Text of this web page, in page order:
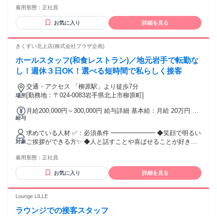
チから学べます！ 【こんな方に向いています】 ・接客や販
売、営業などの経験を活かしたい方 ・コミュニケーションを
取るのに抵抗がない方 ・協調性を大切にし、チームで支え合
りがいを感じる方 【歓迎経験・スキル】 ・接客、販売、営
事務経験や簡単なPC操作ができる方 ・美容サロンやエステで
の勤務経験がある方は活かせます
雇用形態： 正社員
お気に入り 詳細を見る
きくすい北上店(株式会社プラザ企画)
ホールスタッフ(和食レストラン)／地元岩手で転勤な
し！週休３日OK！選べる短時間で私らしく接客
場所
交通・アクセス 「柳原駅」より徒歩7分
[勤務地：〒024-0083岩手県北上市柳原町]
給与
月給200,000円～300,000円 給与詳細 基本給：月給 20万円 〜
れる通勤・皆勤・家族手当金額：なし 全員に一律で支払われ
るその他手当金額：なし 給与は経験などを考慮のうえ決定い
たします。 ■昇給あり 1月あたり0円〜5000円(前年度実績) ■
賞与あり(年2回) 0円〜300,000円(前年度実績) ■職務手当※管
の場合 月1万円～5万円
対象
求めている人材 ✅：必須条件 ━━━━━━━ ◆笑顔で明るい
ご挨拶ができる方✨ ◆人と話すことや喜ばせることが好きな
うな方を大歓迎します！ ━━━━━━━ ■接客・販売・レジ
等の経験がある方（バイト可） ■大手チェーンの働き方に限
界を感じている方 ■地元・岩手で転勤なく長く働きたい方 ■家
できる環境で働きたい方 ✅：先輩たちの前職も様々です！
パレルショップやカフェの接客スタッフ ・介護施設でのケア
雇用形態： 正社員
お気に入り 詳細を見る
Lounge LILLE
ラウンジでの接客スタッフ